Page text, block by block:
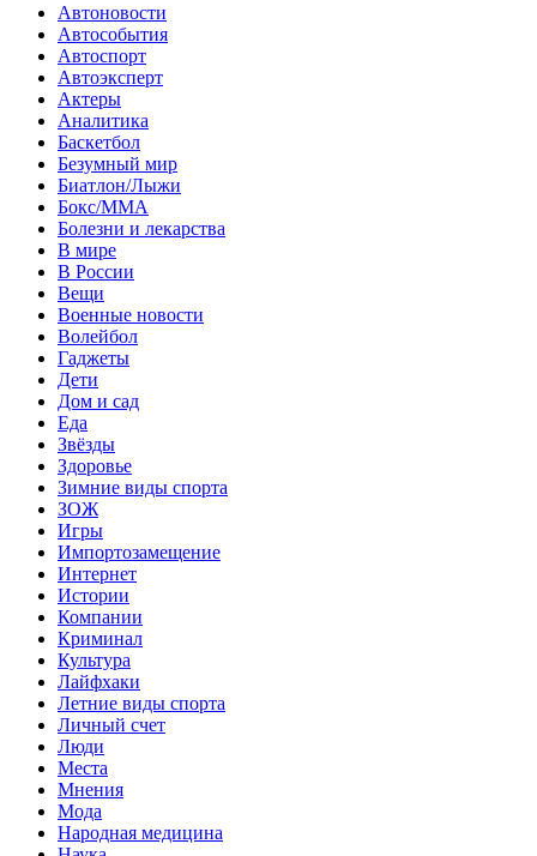
Автоновости
Автособытия
Автоспорт
Автоэксперт
Актеры
Аналитика
Баскетбол
Безумный мир
Биатлон/Лыжи
Бокс/MMA
Болезни и лекарства
В мире
В России
Вещи
Военные новости
Волейбол
Гаджеты
Дети
Дом и сад
Еда
Звёзды
Здоровье
Зимние виды спорта
ЗОЖ
Игры
Импортозамещение
Интернет
Истории
Компании
Криминал
Культура
Лайфхаки
Летние виды спорта
Личный счет
Люди
Места
Мнения
Мода
Народная медицина